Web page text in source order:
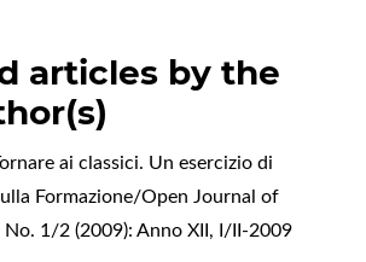
articles by the
ai classici. Un esercizio di
Formazione/Open Journal of
No. 1/2 (2009): Anno XII, I/II-2009